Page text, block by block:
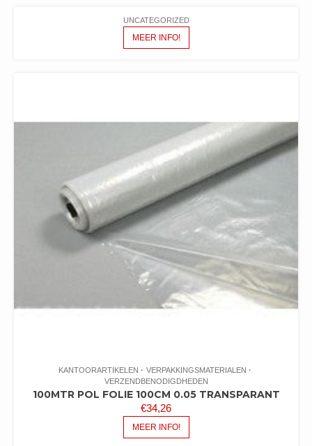
UNCATEGORIZED
MEER INFO!
KANTOORARTIKELEN
VERPAKKINGSMATERIALEN
VERZENDBENODIGDHEDEN
100MTR POL FOLIE 100CM 0.05 TRANSPARANT
€34,26
MEER INFO!